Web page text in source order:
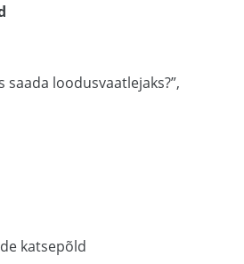
saada loodusvaatlejaks?”,
katsepõld